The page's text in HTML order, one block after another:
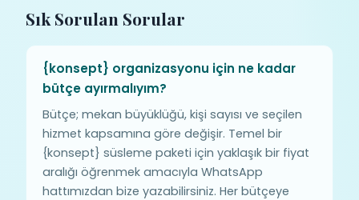
Sık Sorulan Sorular
{konsept} organizasyonu için ne kadar
bütçe ayırmalıyım?
Bütçe; mekan büyüklüğü, kişi sayısı ve seçilen
hizmet kapsamına göre değişir. Temel bir
{konsept} süsleme paketi için yaklaşık bir fiyat
aralığı öğrenmek amacıyla WhatsApp
hattımızdan bize yazabilirsiniz. Her bütçeye